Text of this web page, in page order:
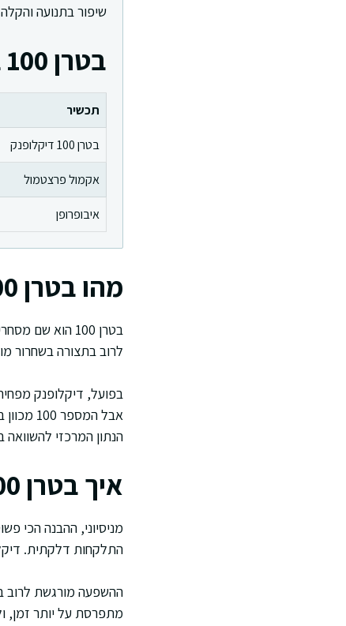
שיפור בתנועה
בטרן 100 בהשוואה למשככי כאב אחרים
תכשיר
בטרן 100 דיקלופנק
אקמול פרצטמול
איבופרופן
מהו בטרן 100 ומה החומר הפעיל
לרוב בתצורה בשחרור
בפועל, דיקלופנק
הנתון המרכזי להשוואה
איך בטרן 100 פועל בגוף
מניסיוני, ההבנה הכי
התלקחות דלקתית.
ההשפעה מורגשת לרוב
מתפרסת על יותר זמן,